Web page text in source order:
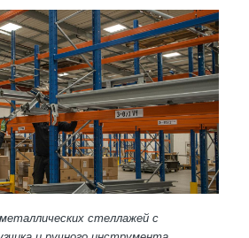
стеллажей с